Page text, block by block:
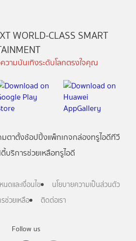
Follow us
WORLD-CLASS SMART
วามบันเทิงระดับโลกตรงใจคุณ
มตาตั้งช้อปปิ้งแพ็กเกจกล่องทรูไอดีทีวี
บริการช่วยเหลือทรูไอดี
ดและเงื่อนไข
นโยบายความเป็นส่วนตัว
ช่วยเหลือ
ติดต่อเรา